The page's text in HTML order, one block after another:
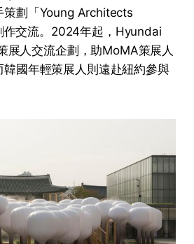
策劃「Young Architects
作交流。2024年起，Hyundai
展人交流企劃，助MoMA策展人
韓國年輕策展人則遠赴紐約參與